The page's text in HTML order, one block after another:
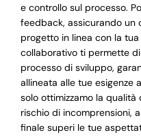
e controllo sul processo.
feedback, assicurando un
progetto in linea con la
collaborativo ti permette
processo di sviluppo,
allineata alle tue esigenze
solo ottimizzamo la
rischio di incomprensioni,
finale superi le tue